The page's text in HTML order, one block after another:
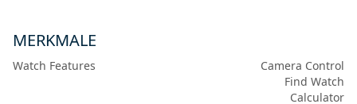
MERKMALE
Watch Features
Camera Control
Find Watch
Calculator